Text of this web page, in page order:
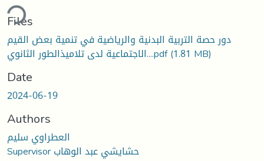
Loading...
Files
دور حصة التربية البدنية والرياضية في تنمية بعض القيم
الاجتماعية لدى تلاميذالطور الثانوي....pdf(1.81 MB)
Date
2024-06-19
Authors
العطراوي سليم
Supervisor حشايشي عبد الوهاب